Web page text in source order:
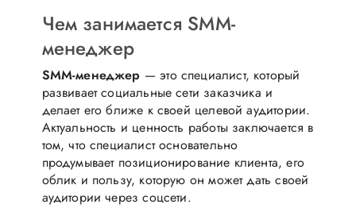
Чем занимается SMM-
менеджер
SMM-менеджер — это специалист, который
развивает социальные сети заказчика и
делает его ближе к своей целевой аудитории.
Актуальность и ценность работы заключается в
том, что специалист основательно
продумывает позиционирование клиента, его
облик и пользу, которую он может дать своей
аудитории через соцсети.